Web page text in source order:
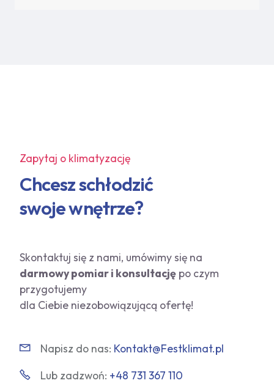
Zapytaj o klimatyzację
Chcesz schłodzić
swoje wnętrze?
Skontaktuj się z nami, umówimy się na
darmowy pomiar i konsultację po czym
przygotujemy
dla Ciebie niezobowiązującą ofertę!
Napisz do nas: Kontakt@Festklimat.pl
Lub zadzwoń: +48 731 367 110